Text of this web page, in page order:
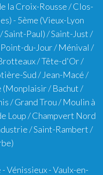
la Croix-Rousse / Clos-
- 5ème (Vieux-Lyon
Saint-Paul) / Saint-Just /
du-Jour / Ménival /
/ Tête-d'Or /
Sud / Jean-Macé /
(Monplaisir / Bachut /
/ Grand Trou / Moulin à
Loup / Champvert Nord
/ Saint-Rambert /
-Vénissieux-Vaulx-en-